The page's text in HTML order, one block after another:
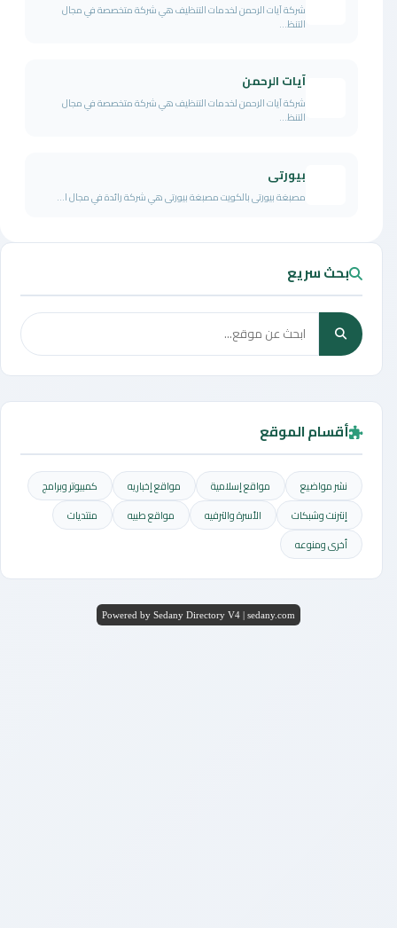
شركة آيات الرحمن لخدمات التنظيف هي شركة متخصصة في مجال
التنظ...
آيات الرحمن
شركة آيات الرحمن لخدمات التنظيف هي شركة متخصصة في مجال
التنظ...
بيورتى
مصبغة بيورتى بالكويت مصبغة بيورتى هي شركة رائدة في مجال ا...
بحث سريع
أقسام الموقع
نشر مواضيع مواقع إسلامية مواقع إخباريه
كمبيوتر وبرامج
إنترنت وشبكات
الأسرة والترفيه مواقع طبيه
منتديات
أخرى ومنوعه
Powered by Sedany Directory V4 | sedany.com